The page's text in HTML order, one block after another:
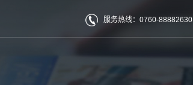
服务热线：0760-88882630